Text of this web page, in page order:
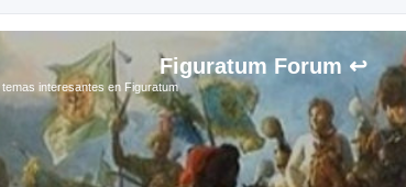
Figuratum Forum ↩
interesantes en Figuratum